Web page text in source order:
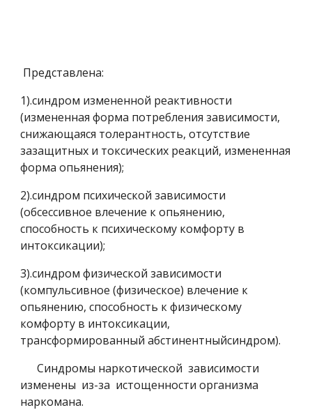
Представлена:
1).синдром измененной реактивности
(измененная форма потребления зависимости,
снижающаяся толерантность, отсутствие
зазащитных и токсических реакций, измененная
форма опьянения);
2).синдром психической зависимости
(обсессивное влечение к опьянению,
способность к психическому комфорту в
интоксикации);
3).синдром физической зависимости
(компульсивное (физическое) влечение к
опьянению, способность к физическому
комфорту в интоксикации,
трансформированный абстинентныйсиндром).
      Синдромы наркотической  зависимости
изменены  из-за  истощенности организма
наркомана.